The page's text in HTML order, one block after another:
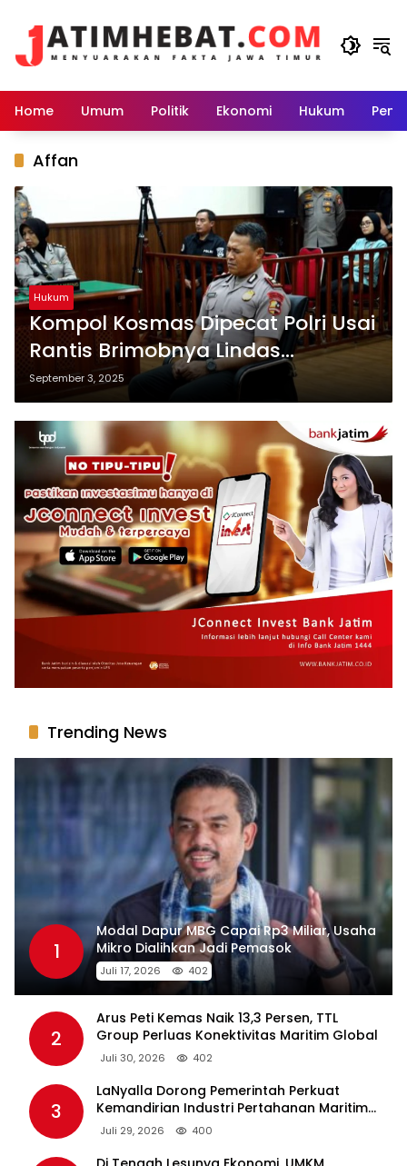
Home Umum Politik Ekonomi Hukum
Affan
Hukum
Kompol Kosmas Dipecat Polri Usai
Rantis Brimobnya Lindas
Pengendara Ojol Hingga Tewas
September 3, 2025
Trending News
1
Modal Dapur MBG Capai Rp3 Miliar, Usaha
Mikro Dialihkan Jadi Pemasok
Juli 17, 2026 402
2
Arus Peti Kemas Naik 13,3 Persen, TTL
Group Perluas Konektivitas Maritim Global
Juli 30, 2026 402
3
LaNyalla Dorong Pemerintah Perkuat
Kemandirian Industri Pertahanan Maritim
Lewat PT PAL
Juli 29, 2026 400